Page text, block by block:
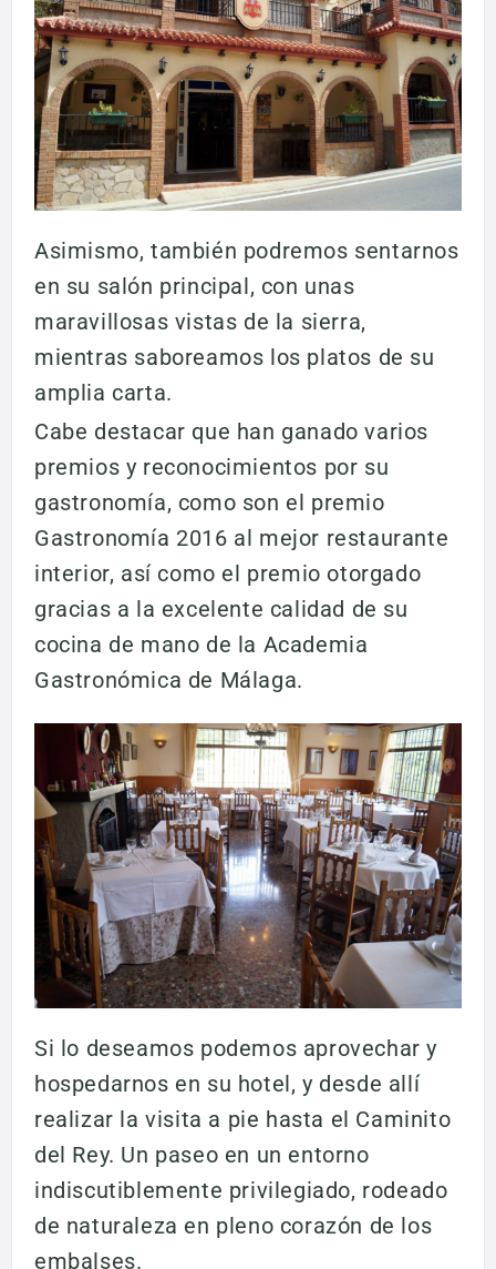
Asimismo, también podremos sentarnos
en su salón principal, con unas
maravillosas vistas de la sierra,
mientras saboreamos los platos de su
amplia carta.
Cabe destacar que han ganado varios
premios y reconocimientos por su
gastronomía, como son el premio
Gastronomía 2016 al mejor restaurante
interior, así como el premio otorgado
gracias a la excelente calidad de su
cocina de mano de la Academia
Gastronómica de Málaga.
Si lo deseamos podemos aprovechar y
hospedarnos en su hotel, y desde allí
realizar la visita a pie hasta el Caminito
del Rey. Un paseo en un entorno
indiscutiblemente privilegiado, rodeado
de naturaleza en pleno corazón de los
embalses.